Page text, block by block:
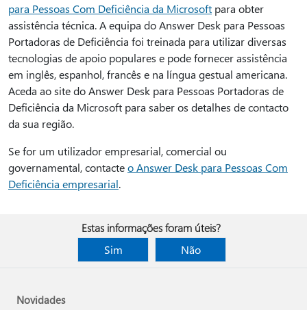
para Pessoas Com Deficiência da Microsoft para obter
assistência técnica. A equipa do Answer Desk para Pessoas
Portadoras de Deficiência foi treinada para utilizar diversas
tecnologias de apoio populares e pode fornecer assistência
em inglês, espanhol, francês e na língua gestual americana.
Aceda ao site do Answer Desk para Pessoas Portadoras de
Deficiência da Microsoft para saber os detalhes de contacto
da sua região.
Se for um utilizador empresarial, comercial ou
governamental, contacteo Answer Desk para Pessoas Com
Deficiência empresarial.
Estas informações foram úteis?
Sim
Não
Novidades